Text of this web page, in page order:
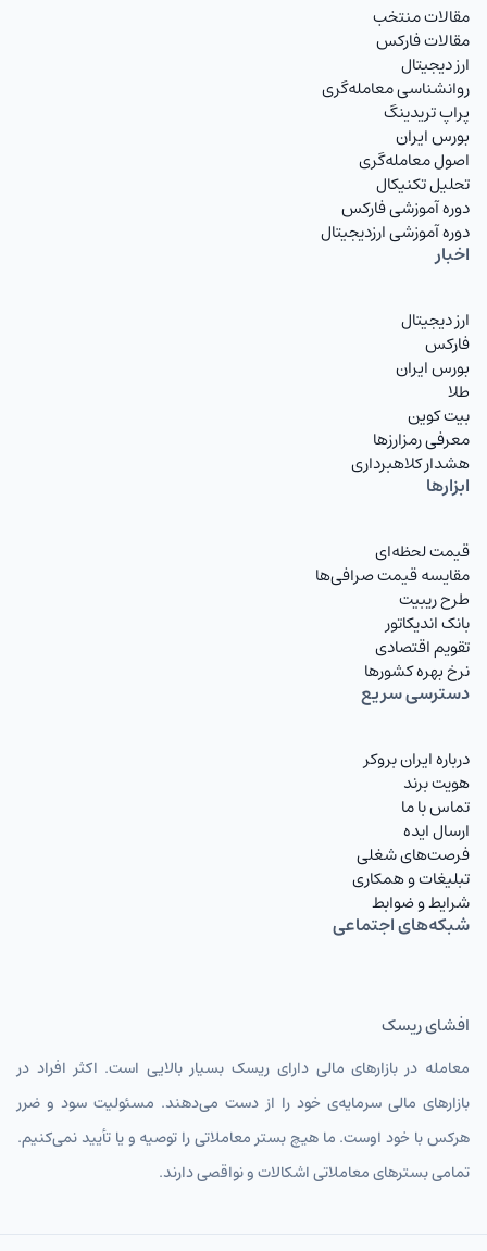
مقالات منتخب
مقالات فارکس
ارز دیجیتال
روانشناسی معامله‌گری
پراپ تریدینگ
بورس ایران
اصول معامله‌گری
تحلیل تکنیکال
دوره آموزشی فارکس
دوره آموزشی ارزدیجیتال
اخبار
ارز دیجیتال
فارکس
بورس ایران
طلا
بیت کوین
معرفی رمزارزها
هشدار کلاهبرداری
ابزارها
قیمت لحظه‌ای
مقایسه قیمت صرافی‌ها
طرح ریبیت
بانک اندیکاتور
تقویم اقتصادی
نرخ بهره کشورها
دسترسی سریع
درباره ایران بروکر
هویت برند
تماس با ما
ارسال ایده
فرصت‌های شغلی
تبلیغات و همکاری
شرایط و ضوابط
شبکه‌های اجتماعی
افشای ریسک
معامله در بازارهای مالی دارای ریسک بسیار بالایی است. اکثر افراد در
بازارهای مالی سرمایه‌ی خود را از دست می‌دهند. مسئولیت سود و ضرر
هرکس با خود اوست. ما هیچ بستر معاملاتی را توصیه و یا تأیید نمی‌کنیم.
تمامی بسترهای معاملاتی اشکالات و نواقصی دارند.